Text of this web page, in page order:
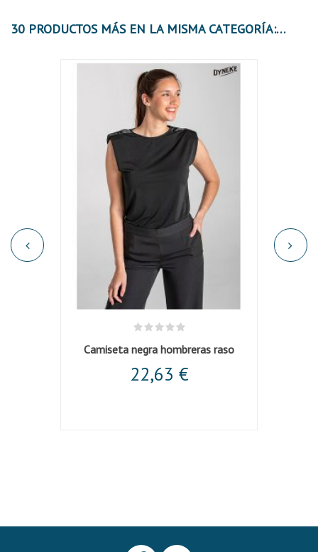
30 PRODUCTOS MÁS EN LA MISMA CATEGORÍA:
Camiseta negra hombreras raso
22,63 €